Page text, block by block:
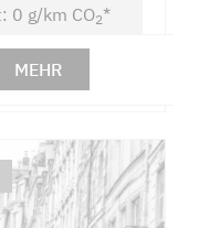
0 g/km CO2*
MEHR